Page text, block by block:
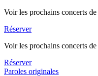
Voir les prochains concerts
Réserver
Voir les prochains concerts
Réserver
Paroles originales